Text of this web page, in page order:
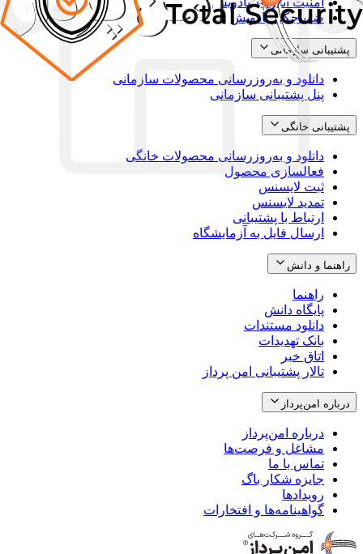
ضدباجگیر پادویش
پشتیبانی سازمانی
دانلود و به‌روزرسانی محصولات سازمانی
پنل پشتیبانی سازمانی
پشتیبانی خانگی
دانلود و به‌روزرسانی محصولات خانگی
فعالسازی محصول
ثبت لایسنس
تمدید لایسنس
ارتباط با پشتیبانی
ارسال فایل به آزمایشگاه
راهنما و دانش
راهنما
پایگاه دانش
دانلود مستندات
بانک تهدیدات
اتاق خبر
تالار پشتیبانی امن پرداز
درباره امن‌پرداز
درباره امن‌پرداز
مشاغل و فرصت‌ها
تماس با ما
جایزه شکار باگ
رویدادها
گواهینامه‌ها و افتخارات